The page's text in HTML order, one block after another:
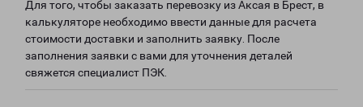
Для того, чтобы заказать перевозку из Аксая в Брест, в
калькуляторе необходимо ввести данные для расчета
стоимости доставки и заполнить заявку. После
заполнения заявки с вами для уточнения деталей
свяжется специалист ПЭК.